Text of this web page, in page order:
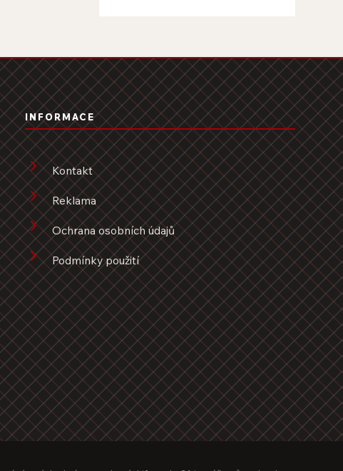
INFORMACE
Kontakt
Reklama
Ochrana osobních údajů
Podmínky použití